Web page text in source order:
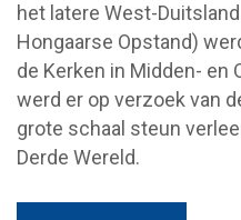
het latere West-
Hongaarse Opstand)
de Kerken in Midden- en
werd er op verzoek van
grote schaal steun
Derde Wereld.